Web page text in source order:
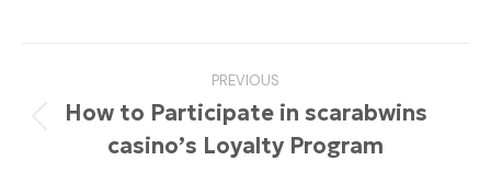
navigation
PREVIOUS
Previous
post:
How to Participate in scarabwins
casino’s Loyalty Program